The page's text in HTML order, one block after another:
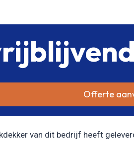
Offerte
van dit bedrijf heeft